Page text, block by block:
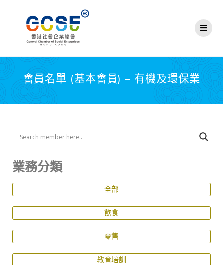
會員名單 (基本會員) – 有機及環保業
業務分類
全部
飲食
零售
教育培訓